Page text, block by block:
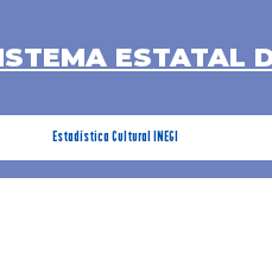
ESTATAL
Estadística Cultural INEGI